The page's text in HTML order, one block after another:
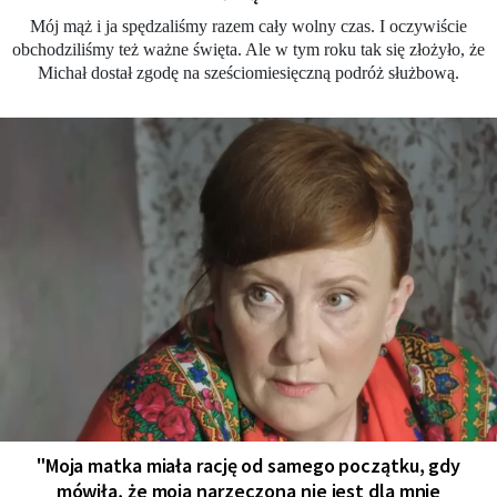
Mój mąż i ja spędzaliśmy razem cały wolny czas. I oczywiście
obchodziliśmy też ważne święta. Ale w tym roku tak się złożyło, że
Michał dostał zgodę na sześciomiesięczną podróż służbową.
"Moja matka miała rację od samego początku, gdy
mówiła, że moja narzeczona nie jest dla mnie